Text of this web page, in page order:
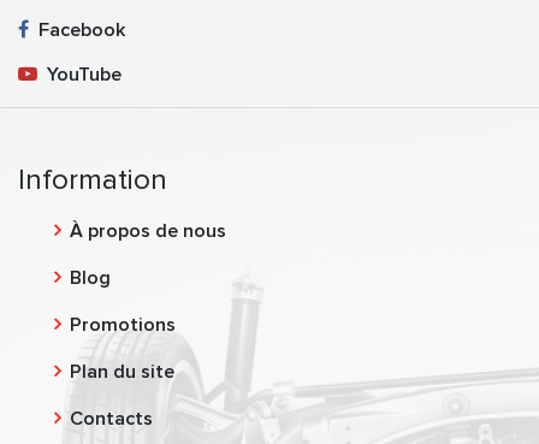
Facebook
YouTube
Information
À propos de nous
Blog
Promotions
Plan du site
Contacts